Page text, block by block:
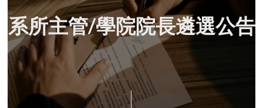
系所主管/學院院長遴選公告